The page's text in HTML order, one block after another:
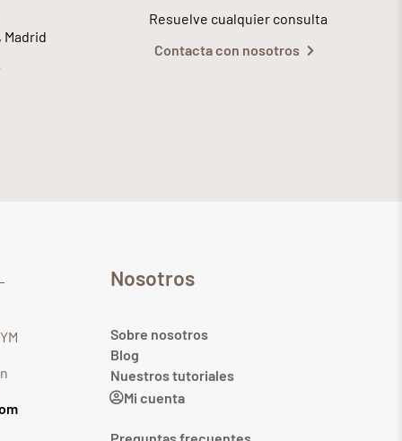
Madrid
Resuelve cualquier consulta
Contacta con nosotros
Nosotros
Sobre nosotros
Blog
Nuestros tutoriales
Mi cuenta